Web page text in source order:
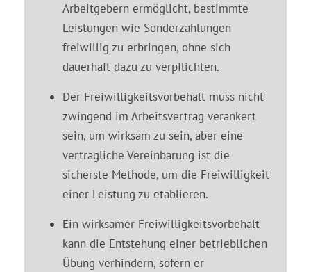
Arbeitgebern ermöglicht, bestimmte
Leistungen wie Sonderzahlungen
freiwillig zu erbringen, ohne sich
dauerhaft dazu zu verpflichten.
Der Freiwilligkeitsvorbehalt muss nicht
zwingend im Arbeitsvertrag verankert
sein, um wirksam zu sein, aber eine
vertragliche Vereinbarung ist die
sicherste Methode, um die Freiwilligkeit
einer Leistung zu etablieren.
Ein wirksamer Freiwilligkeitsvorbehalt
kann die Entstehung einer betrieblichen
Übung verhindern, sofern er